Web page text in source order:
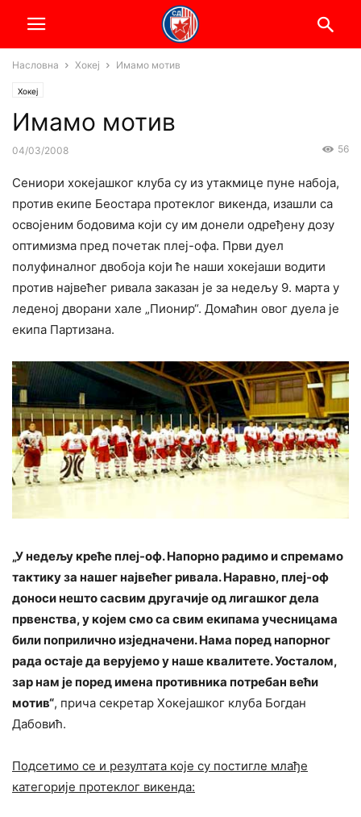
Насловна Хокеј Имамо мотив
Хокеј
Имамо мотив
04/03/2008 56
Сениори хокејашког клуба су из утакмице пуне набоја,
против екипе Беостара протеклог викенда, изашли са
освојеним бодовима који су им донели одређену дозу
оптимизма пред почетак плеј-офа. Први дуел
полуфиналног двобоја који ће наши хокејаши водити
против највећег ривала заказан је за недељу 9. марта у
леденој дворани хале „Пионир“. Домаћин овог дуела је
екипа Партизана.
„У недељу креће плеј-оф. Напорно радимо и спремамо
тактику за нашег највећег ривала. Наравно, плеј-оф
доноси нешто сасвим другачије од лигашког дела
првенства, у којем смо са свим екипама учесницама
били поприлично изједначени. Нама поред напорног
рада остаје да верујемо у наше квалитете. Уосталом,
зар нам је поред имена противника потребан већи
мотив“, прича секретар Хокејашког клуба Богдан
Дабовић.
Подсетимо се и резултата које су постигле млађе
категорије протеклог викенда: